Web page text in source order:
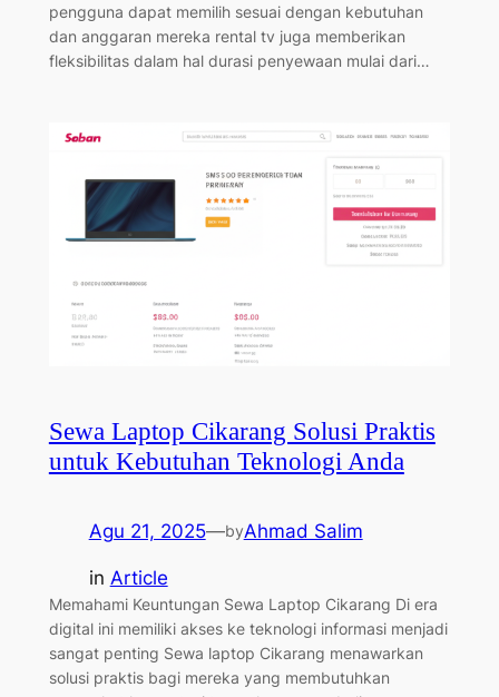
pengguna dapat memilih sesuai dengan kebutuhan
dan anggaran mereka rental tv juga memberikan
fleksibilitas dalam hal durasi penyewaan mulai dari…
Sewa Laptop Cikarang Solusi Praktis
untuk Kebutuhan Teknologi Anda
Agu 21, 2025—byAhmad Salim
in Article
Memahami Keuntungan Sewa Laptop Cikarang Di era
digital ini memiliki akses ke teknologi informasi menjadi
sangat penting Sewa laptop Cikarang menawarkan
solusi praktis bagi mereka yang membutuhkan